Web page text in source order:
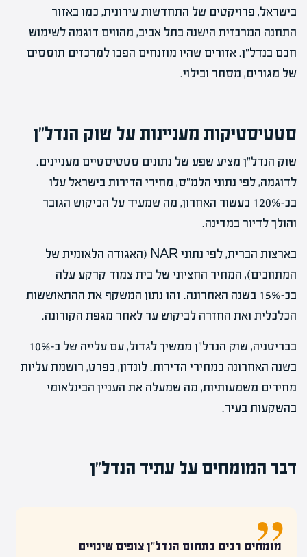
בישראל, פרויקטים של התחדשות עירונית, כמו באזור
התחנה המרכזית הישנה בתל אביב, מהווים דוגמה לשימוש
חכם בנדל"ן. אזורים שהיו מוזנחים הפכו למרכזים תוססים
של מגורים, מסחר ובילוי.
סטטיסטיקות מעניינות על שוק הנדל"ן
שוק הנדל"ן מציע שפע של נתונים סטטיסטיים מעניינים.
לדוגמה, לפי נתוני הלמ"ס, מחירי הדירות בישראל עלו
בכ-120% בעשור האחרון, מה שמעיד על הביקוש הגובר
והולך לדיור במדינה.
בארצות הברית, לפי נתוני NAR (האגודה הלאומית של
המתווכים), המחיר החציוני של בית צמוד קרקע עלה
בכ-15% בשנה האחרונה. זהו נתון המשקף את ההתאוששות
הכלכלית ואת החזרה לביקוש ער לאחר מגפת הקורונה.
בבריטניה, שוק הנדל"ן ממשיך לגדול, עם עלייה של כ-10%
בשנה האחרונה במחירי הדירות. לונדון, בפרט, רושמת עליות
מחירים משמעותיות, מה שמעלה את העניין הבינלאומי
בהשקעות בעיר.
דבר המומחים על עתיד הנדל"ן
מומחים רבים בתחום הנדל"ן צופים שינויים